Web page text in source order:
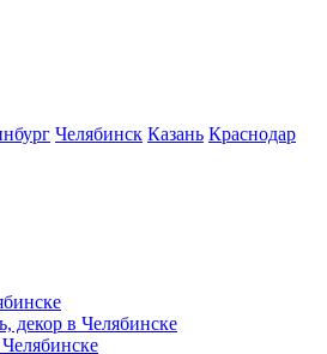
Челябинск Казань Краснодар
декор в Челябинске